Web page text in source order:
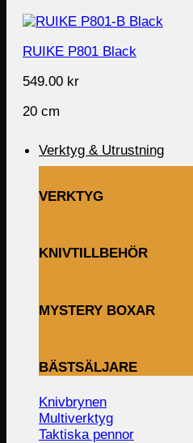
RUIKE P801 Black
549.00 kr
20 cm
Verktyg & Utrustning
VERKTYG
KNIVTILLBEHÖR
MYSTERY BOXAR
BÄSTSÄLJARE
Knivbrynen
Multiverktyg
Taktiska pennor